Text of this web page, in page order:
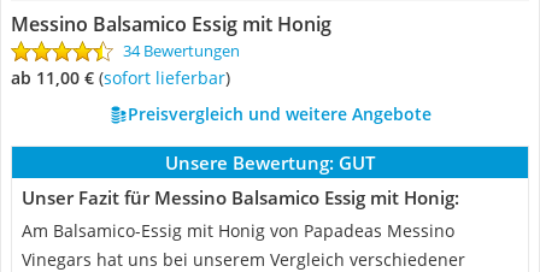
Messino Balsamico Essig mit Honig
34 Bewertungen
ab 11,00 € ( Sofort lieferbar)
Preisvergleich und weitere Angebote
Unsere Bewertung: GUT
Unser Fazit für Messino Balsamico Essig mit Honig:
Am Balsamico-Essig mit Honig von Papadeas Messino
Vinegars hat uns bei unserem Vergleich verschiedener